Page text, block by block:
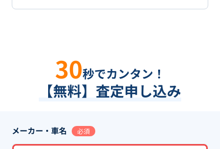
30秒でカンタン！
【無料】査定申し込み
メーカー・車名 必須